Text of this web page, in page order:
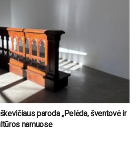
paroda „Pelėda, šventovė ir
namuose